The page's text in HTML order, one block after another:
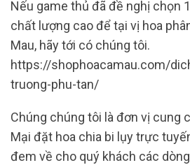
Nếu game thủ đã đề nghị chọn
chất lượng cao để tại vị hoa
Mau, hãy tới có chúng tôi.
https://shophoacamau.com/
truong-phu-tan/
Chúng chúng tôi là đơn vị cung
Mại đặt hoa chia bi lụy trực
đem về cho quý khách các